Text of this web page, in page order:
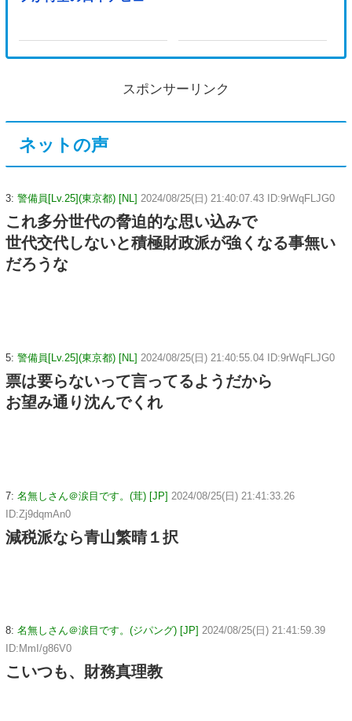
スポンサーリンク
ネットの声
3: 警備員[Lv.25](東京都) [NL] 2024/08/25(日) 21:40:07.43 ID:9rWqFLJG0
これ多分世代の脅迫的な思い込みで
世代交代しないと積極財政派が強くなる事無い
だろうな
5: 警備員[Lv.25](東京都) [NL] 2024/08/25(日) 21:40:55.04 ID:9rWqFLJG0
票は要らないって言ってるようだから
お望み通り沈んでくれ
7: 名無しさん＠涙目です。(茸) [JP] 2024/08/25(日) 21:41:33.26
ID:Zj9dqmAn0
減税派なら青山繁晴１択
8: 名無しさん＠涙目です。(ジパング) [JP] 2024/08/25(日) 21:41:59.39
ID:MmI/g86V0
こいつも、財務真理教